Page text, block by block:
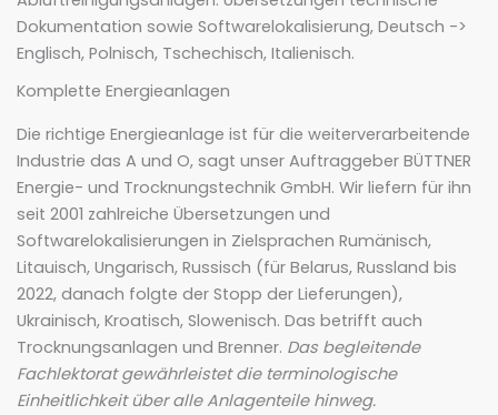
Dokumentation sowie Softwarelokalisierung, Deutsch ->
Englisch, Polnisch, Tschechisch, Italienisch.
Komplette Energieanlagen
Die richtige Energieanlage ist für die weiterverarbeitende
Industrie das A und O, sagt unser Auftraggeber BÜTTNER
Energie- und Trocknungstechnik GmbH. Wir liefern für ihn
seit 2001 zahlreiche Übersetzungen und
Softwarelokalisierungen in Zielsprachen Rumänisch,
Litauisch, Ungarisch, Russisch (für Belarus, Russland bis
2022, danach folgte der Stopp der Lieferungen),
Ukrainisch, Kroatisch, Slowenisch. Das betrifft auch
Trocknungsanlagen und Brenner. Das begleitende
Fachlektorat gewährleistet die terminologische
Einheitlichkeit über alle Anlagenteile hinweg.